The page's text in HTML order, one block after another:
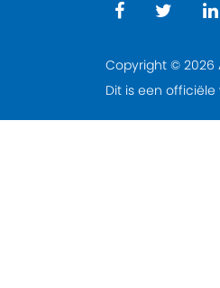
Copyright © 2026
Dit is een